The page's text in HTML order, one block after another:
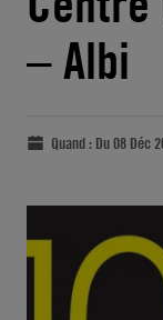
– Albi
Quand : Du 08 Déc